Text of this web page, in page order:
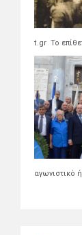
t.gr Το
αγωνιστικό